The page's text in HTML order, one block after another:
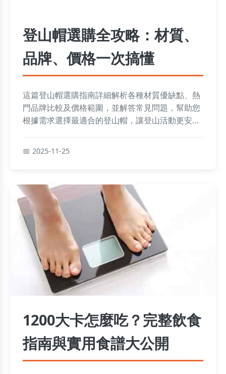
登山帽選購全攻略：材質、
品牌、價格一次搞懂
這篇登山帽選購指南詳細解析各種材質優缺點、熱
門品牌比較及價格範圍，並解答常見問題，幫助您
根據需求選擇最適合的登山帽，讓登山活動更安全
2025-11-25
1200大卡怎麼吃？完整飲食
指南與實用食譜大公開